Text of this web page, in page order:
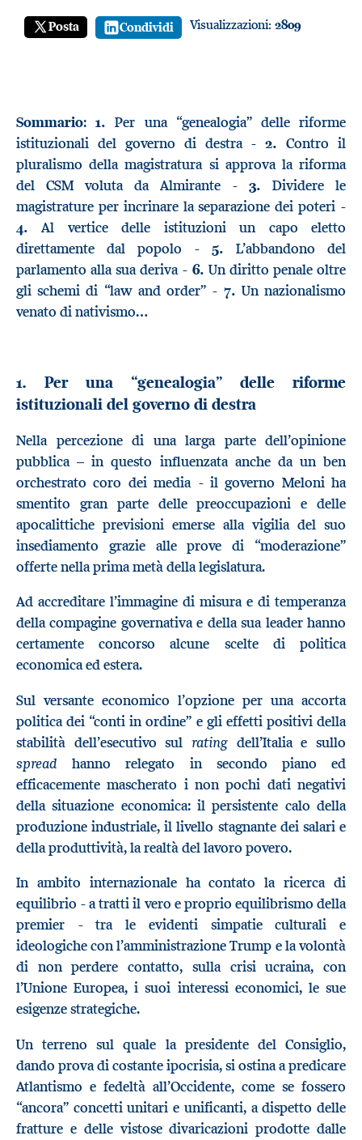
Posta Condividi Visualizzazioni: 2809
Sommario:1. Per una “genealogia” delle riforme
istituzionali del governo di destra -2. Contro il
pluralismo della magistratura si approva la riforma
del CSM voluta da Almirante - 3. Dividere le
magistrature per incrinare la separazione dei poteri -
4.Al vertice delle istituzioni un capo eletto
direttamente dal popolo - 5. L’abbandono del
parlamento alla sua deriva - 6. Un diritto penale oltre
gli schemi di “law and order” - 7. Un nazionalismo
venato di nativismo…
1. Per una “genealogia” delle riforme
istituzionali del governo di destra
Nella percezione di una larga parte dell’opinione
pubblica – in questo influenzata anche da un ben
orchestrato coro dei media - il governo Meloni ha
smentito gran parte delle preoccupazioni e delle
apocalittiche previsioni emerse alla vigilia del suo
insediamento grazie alle prove di “moderazione”
offerte nella prima metà della legislatura.
Ad accreditare l’immagine di misura e di temperanza
della compagine governativa e della sua leader hanno
certamente concorso alcune scelte di politica
economica ed estera.
Sul versante economico l’opzione per una accorta
politica dei “conti in ordine” e gli effetti positivi della
stabilità dell’esecutivo sul rating dell’Italia e sullo
spread hanno relegato in secondo piano ed
efficacemente mascherato i non pochi dati negativi
della situazione economica: il persistente calo della
produzione industriale, il livello stagnante dei salari e
della produttività, la realtà del lavoro povero.
In ambito internazionale ha contato la ricerca di
equilibrio - a tratti il vero e proprio equilibrismo della
premier - tra le evidenti simpatie culturali e
ideologiche con l’amministrazione Trump e la volontà
di non perdere contatto, sulla crisi ucraina, con
l’Unione Europea, i suoi interessi economici, le sue
esigenze strategiche.
Un terreno sul quale la presidente del Consiglio,
dando prova di costante ipocrisia, si ostina a predicare
Atlantismo e fedeltà all’Occidente, come se fossero
“ancora” concetti unitari e unificanti, a dispetto delle
fratture e delle vistose divaricazioni prodotte dalle